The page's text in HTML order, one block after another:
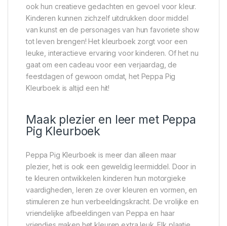
ook hun creatieve gedachten en gevoel voor kleur.
Kinderen kunnen zichzelf uitdrukken door middel
van kunst en de personages van hun favoriete show
tot leven brengen! Het kleurboek zorgt voor een
leuke, interactieve ervaring voor kinderen. Of het nu
gaat om een cadeau voor een verjaardag, de
feestdagen of gewoon omdat, het Peppa Pig
Kleurboek is altijd een hit!
Maak plezier en leer met Peppa
Pig Kleurboek
Peppa Pig Kleurboek is meer dan alleen maar
plezier, het is ook een geweldig leermiddel. Door in
te kleuren ontwikkelen kinderen hun motorgieke
vaardigheden, leren ze over kleuren en vormen, en
stimuleren ze hun verbeeldingskracht. De vrolijke en
vriendelijke afbeeldingen van Peppa en haar